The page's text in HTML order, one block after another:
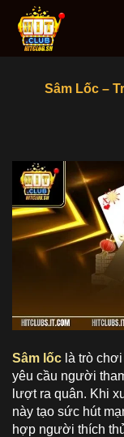
qua
Sâm Lốc –
Sâm lốc là trò
yêu cầu người
lượt ra quân. Khi
này tạo sức hút
hợp người thích